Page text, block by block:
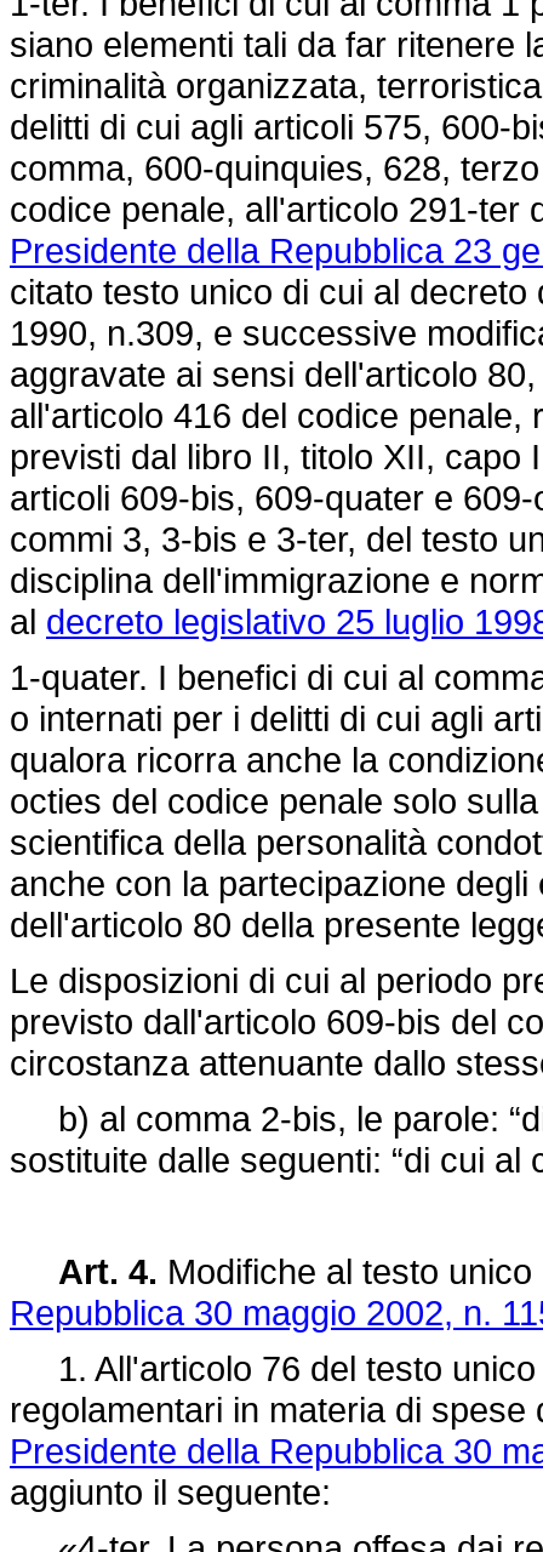
siano elementi tali da far ritenere
criminalità organizzata,
delitti di cui agli articoli 575, 600-
comma, 600-quinquies, 628,
codice penale, all'articolo 291-
Presidente della Repubblica 23
citato testo unico di cui al
1990, n.309, e successive
aggravate ai sensi dell'articolo
all'articolo 416 del codice
previsti dal libro II, titolo XII, capo
articoli 609-bis, 609-quater e
commi 3, 3-bis e 3-ter, del testo
disciplina dell'immigrazione e
al decreto legislativo 25 luglio
1-quater. I benefici di cui al
o internati per i delitti di cui agli
qualora ricorra anche la
octies del codice penale solo
scientifica della personalità
anche con la partecipazione
dell'articolo 80 della presente
Le disposizioni di cui al periodo
previsto dall'articolo 609-bis del
circostanza attenuante dallo
b) al comma 2-bis, le parole:
sostituite dalle seguenti: “di cui al
Art. 4. Modifiche al testo
Repubblica 30 maggio 2002, n.
1. All'articolo 76 del testo unico
regolamentari in materia di
Presidente della Repubblica 30
aggiunto il seguente: